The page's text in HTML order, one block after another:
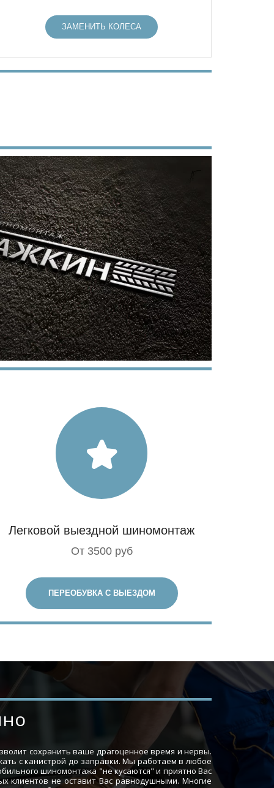
ЗАМЕНИТЬ КОЛЕСА
Легковой выездной шиномонтаж
От 3500 руб
ПЕРЕОБУВКА С ВЫЕЗДОМ
сохранить ваше драгоценное время и нервы.
с канистрой до заправки. Мы работаем в любое
шиномонтажа "не кусаются" и приятно Вас
клиентов не оставит Вас равнодушными. Многие